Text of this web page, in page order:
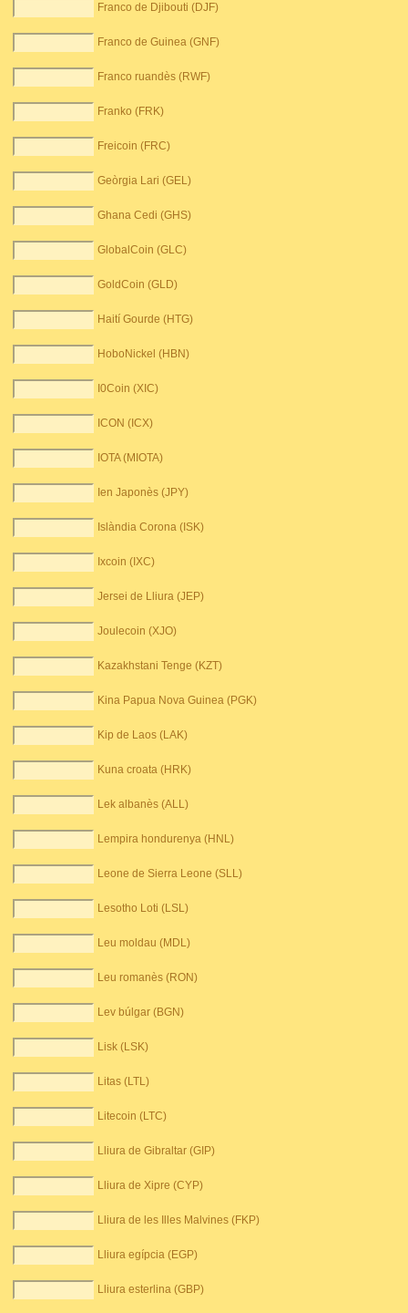
Franco de Djibouti (DJF)
Franco de Guinea (GNF)
Franco ruandès (RWF)
Franko (FRK)
Freicoin (FRC)
Geòrgia Lari (GEL)
Ghana Cedi (GHS)
GlobalCoin (GLC)
GoldCoin (GLD)
Haití Gourde (HTG)
HoboNickel (HBN)
I0Coin (XIC)
ICON (ICX)
IOTA (MIOTA)
Ien Japonès (JPY)
Islàndia Corona (ISK)
Ixcoin (IXC)
Jersei de Lliura (JEP)
Joulecoin (XJO)
Kazakhstani Tenge (KZT)
Kina Papua Nova Guinea (PGK)
Kip de Laos (LAK)
Kuna croata (HRK)
Lek albanès (ALL)
Lempira hondurenya (HNL)
Leone de Sierra Leone (SLL)
Lesotho Loti (LSL)
Leu moldau (MDL)
Leu romanès (RON)
Lev búlgar (BGN)
Lisk (LSK)
Litas (LTL)
Litecoin (LTC)
Lliura de Gibraltar (GIP)
Lliura de Xipre (CYP)
Lliura de les Illes Malvines (FKP)
Lliura egípcia (EGP)
Lliura esterlina (GBP)